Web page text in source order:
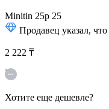
Minitin 25р 25
Продавец указал,
2 222 ₸
Хотите еще дешевле?